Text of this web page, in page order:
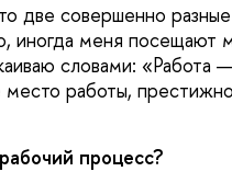
две совершенно
иногда меня
словами: «Работа
работы,
процесс?